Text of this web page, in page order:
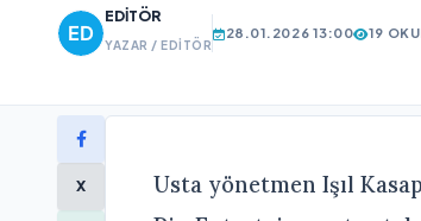
EDITÖR
YAZAR / EDITÖR
28.01.2026 13:00 19
X
Usta yönetmen Işıl